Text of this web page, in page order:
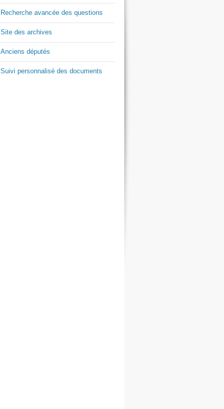
Recherche avancée des questions
Site des archives
Anciens députés
Suivi personnalisé des documents